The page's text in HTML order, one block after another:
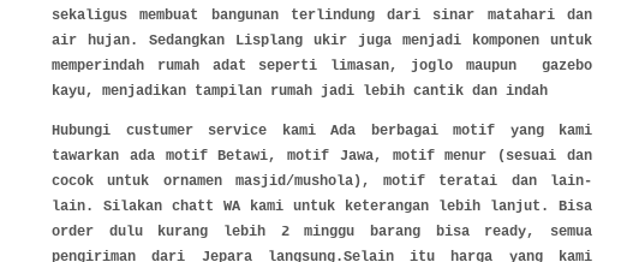
sekaligus membuat bangunan terlindung dari sinar matahari dan
air hujan. Sedangkan Lisplang ukir juga menjadi komponen untuk
memperindah rumah adat seperti limasan, joglo maupun gazebo
kayu, menjadikan tampilan rumah jadi lebih cantik dan indah
Hubungi custumer service kami Ada berbagai motif yang kami
tawarkan ada motif Betawi, motif Jawa, motif menur (sesuai dan
cocok untuk ornamen masjid/mushola), motif teratai dan lain-
lain. Silakan chatt WA kami untuk keterangan lebih lanjut. Bisa
order dulu kurang lebih 2 minggu barang bisa ready, semua
pengiriman dari Jepara langsung.Selain itu harga yang kami